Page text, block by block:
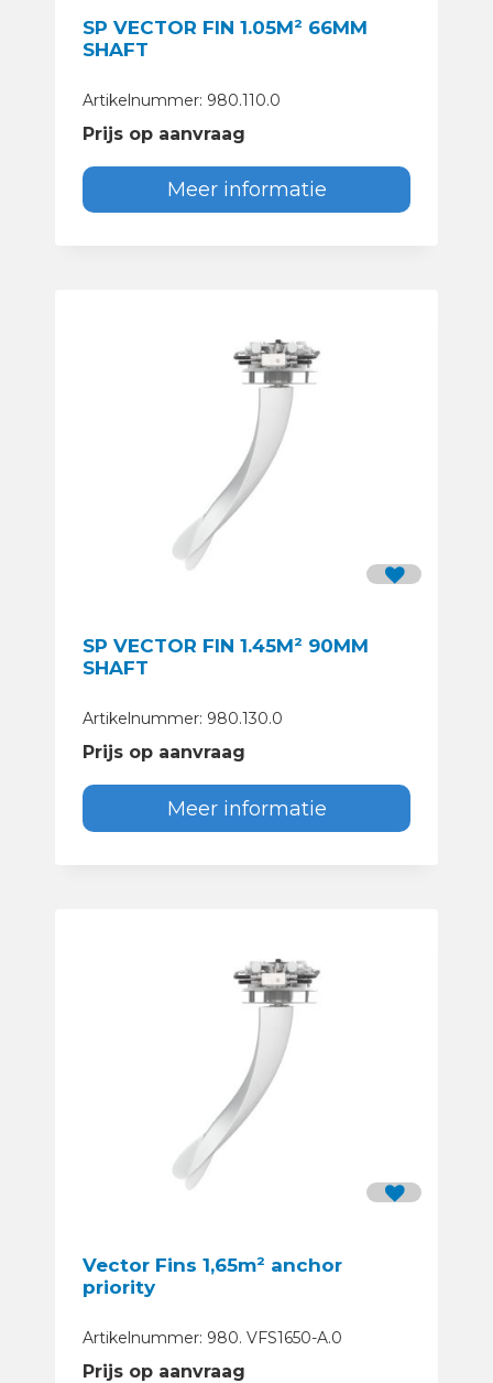
SP VECTOR FIN 1.05M² 66MM
SHAFT
Artikelnummer: 980.110.0
Prijs op aanvraag
Meer informatie
SP VECTOR FIN 1.45M² 90MM
SHAFT
Artikelnummer: 980.130.0
Prijs op aanvraag
Meer informatie
Vector Fins 1,65m² anchor
priority
Artikelnummer: 980. VFS1650-A.0
Prijs op aanvraag